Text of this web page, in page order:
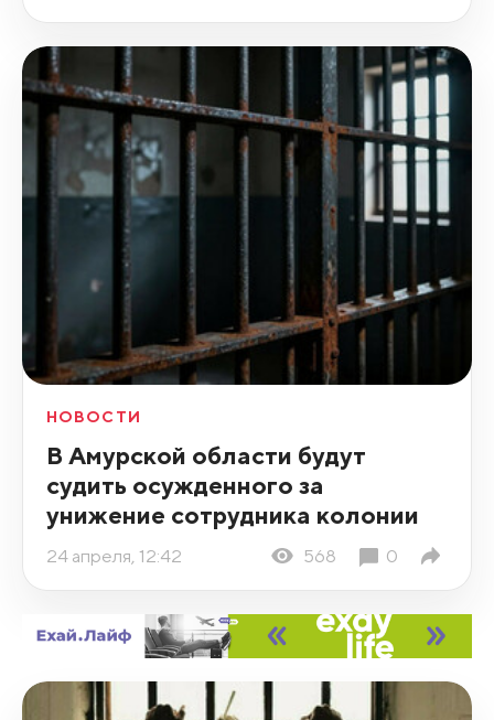
НОВОСТИ
В Амурской области будут
судить осужденного за
унижение сотрудника колонии
24 апреля, 12:42 568 0